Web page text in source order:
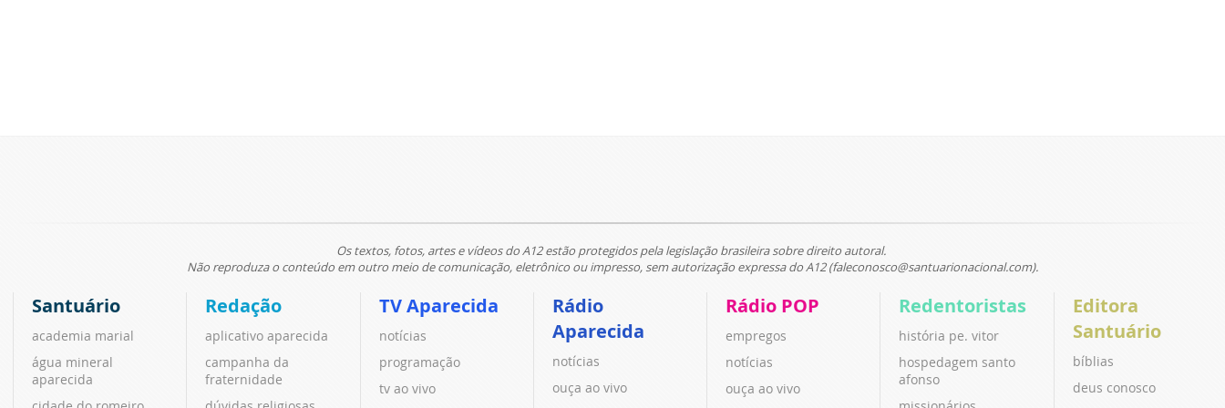
Os textos, fotos, artes e vídeos do A12 estão protegidos pela legislação brasileira sobre direito autoral.
Não reproduza o conteúdo em outro meio de comunicação, eletrônico ou impresso, sem autorização expressa do A12 (faleconosco@santuarionacional.com).
Santuário
academia marial
água mineral
aparecida
Redação
aplicativo aparecida
campanha da
fraternidade
TV Aparecida
notícias
programação
tv ao vivo
Rádio
Aparecida
notícias
ouça ao vivo
Rádio POP
empregos
notícias
ouça ao vivo
Redentoristas
história pe. vitor
hospedagem santo
afonso
Editora
Santuário
bíblias
deus conosco